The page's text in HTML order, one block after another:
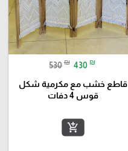
530 ₪ 430 ₪
قاطع خشب مع مكرمية شكل
قوس 4 دفات
add_shopping_cart